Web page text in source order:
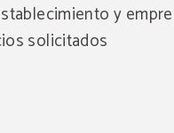
y
solicitados